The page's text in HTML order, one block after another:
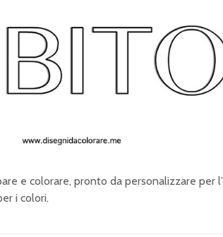
e colorare, pronto da personalizzare per
i colori.